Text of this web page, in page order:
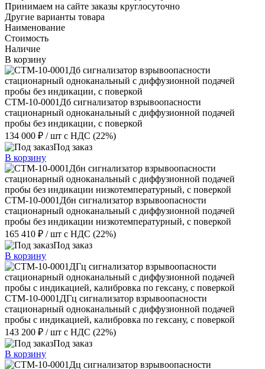
Принимаем на сайте заказы круглосуточно
Другие варианты товара
Наименование
Стоимость
Наличие
В корзину
СТМ-10-0001Дб сигнализатор взрывоопасности
стационарный одноканальный с диффузионной подачей
пробы без индикации, с поверкой
134 000 ₽ / шт с НДС (22%)
Под заказ
В корзину
СТМ-10-0001Дбн сигнализатор взрывоопасности
стационарный одноканальный с диффузионной подачей
пробы без индикации низкотемпературный, с поверкой
165 410 ₽ / шт с НДС (22%)
Под заказ
В корзину
СТМ-10-0001ДГц сигнализатор взрывоопасности
стационарный одноканальный с диффузионной подачей
пробы с индикацией, калибровка по гексану, с поверкой
143 200 ₽ / шт с НДС (22%)
Под заказ
В корзину